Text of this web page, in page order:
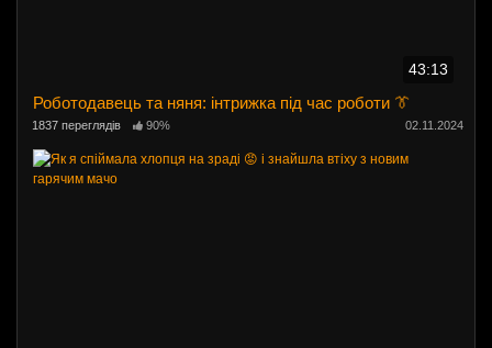
43:13
Роботодавець та няня: інтрижка під час роботи 👔
1837 переглядів 90% 02.11.2024